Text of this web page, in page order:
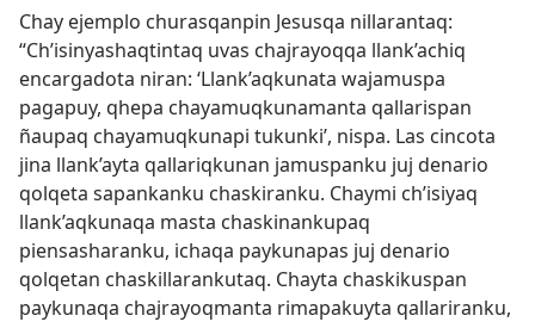
Chay ejemplo churasqanpin Jesusqa nillarantaq:
“Ch’isinyashaqtintaq uvas chajrayoqqa llank’achiq
encargadota niran: ‘Llank’aqkunata wajamuspa
pagapuy, qhepa chayamuqkunamanta qallarispan
ñaupaq chayamuqkunapi tukunki’, nispa. Las cincota
jina llank’ayta qallariqkunan jamuspanku juj denario
qolqeta sapankanku chaskiranku. Chaymi ch’isiyaq
llank’aqkunaqa masta chaskinankupaq
piensasharanku, ichaqa paykunapas juj denario
qolqetan chaskillarankutaq. Chayta chaskikuspan
paykunaqa chajrayoqmanta rimapakuyta qallariranku,